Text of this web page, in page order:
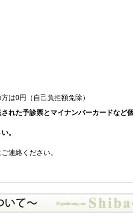
は0円（自己負担額免除）
れた予診票とマイナンバーカードなど
。
連絡ください。